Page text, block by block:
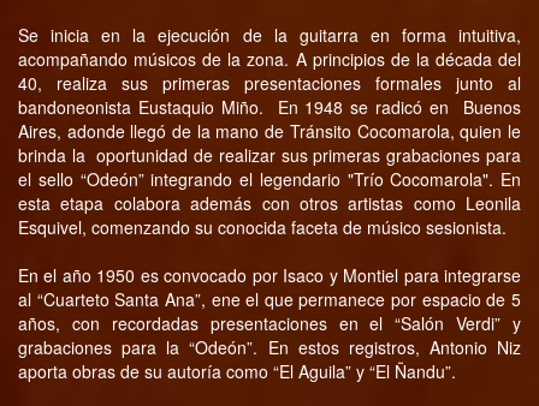
Se inicia en la ejecución de la guitarra en forma intuitiva,
acompañando músicos de la zona. A principios de la década del
40, realiza sus primeras presentaciones formales junto al
bandoneonista Eustaquio Miño. En 1948 se radicó en Buenos
Aires, adonde llegó de la mano de Tránsito Cocomarola, quien le
brinda la oportunidad de realizar sus primeras grabaciones para
el sello “Odeón” integrando el legendario "Trío Cocomarola". En
esta etapa colabora además con otros artistas como Leonila
Esquivel, comenzando su conocida faceta de músico sesionista.
En el año 1950 es convocado por Isaco y Montiel para integrarse
al “Cuarteto Santa Ana”, ene el que permanece por espacio de 5
años, con recordadas presentaciones en el “Salón Verdi” y
grabaciones para la “Odeón”. En estos registros, Antonio Niz
aporta obras de su autoría como “El Aguila” y “El Ñandu”.